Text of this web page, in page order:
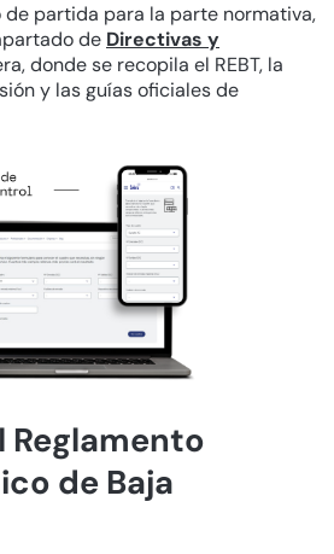
de partida para la parte normativa,
de Directivas y
donde se recopila el REBT, la
y las guías oficiales de
Reglamento
de Baja